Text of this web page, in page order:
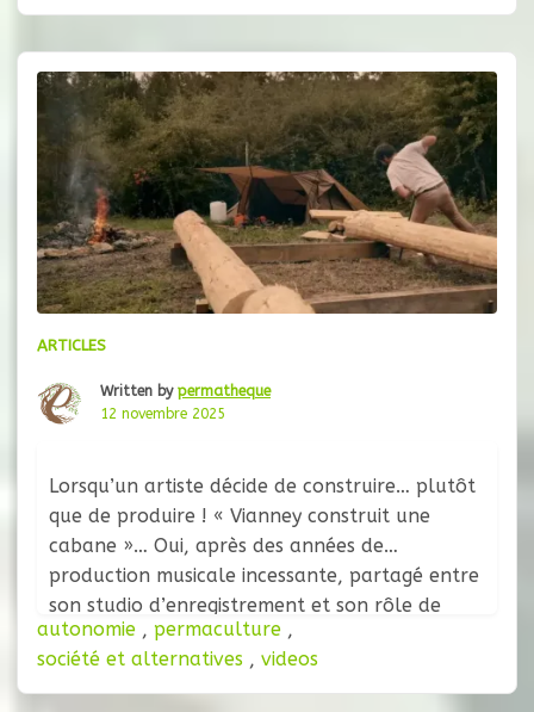
plus vraiment de texture ni de saveur, mais se
contentent de se dégrader. La banane, la
ARTICLES
Written by permatheque
12 novembre 2025
Lorsqu’un artiste décide de construire… plutôt
que de produire ! « Vianney construit une
cabane »… Oui, après des années de
production musicale incessante, partagé entre
son studio d’enregistrement et son rôle de
coach dans l’émission The Voice, le chanteur
Vianney a pris une décision radicale : mettre en
pause sa carrière au sommet de sa notoriété
autonomie , permaculture ,
société et alternatives , videos